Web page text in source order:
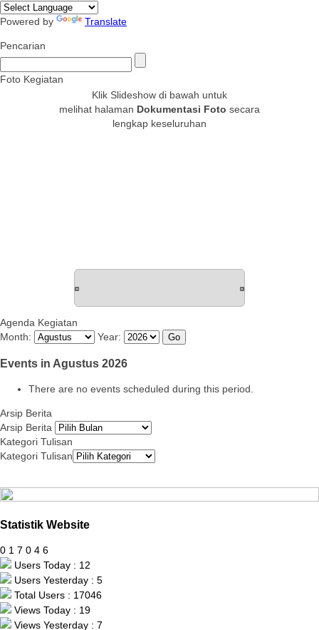
Powered by Translate
Pencarian
Foto Kegiatan
Klik Slideshow di bawah untuk
melihat halaman Dokumentasi Foto secara
lengkap keseluruhan
Agenda Kegiatan
Month:
Year:
Events in Agustus 2026
There are no events scheduled during this period.
Arsip Berita
Arsip Berita
Kategori Tulisan
Kategori Tulisan
Statistik Website
0 1 7 0 4 6
Users Today : 12
Users Yesterday : 5
Total Users : 17046
Views Today : 19
Views Yesterday : 7